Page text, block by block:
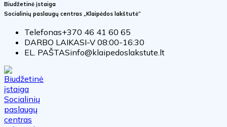
Biudžetinė įstaiga
Socialinių paslaugų centras „Klaipėdos lakštutė“
Telefonas+370 46 41 60 65
DARBO LAIKASI-V 08:00-16:30
EL. PAŠTASinfo@klaipedoslakstute.lt